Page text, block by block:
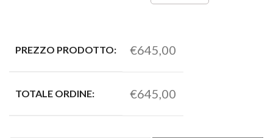
PREZZO PRODOTTO: €645,00
TOTALE ORDINE: €645,00